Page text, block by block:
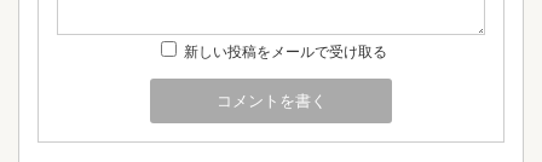
新しい投稿をメールで受け取る